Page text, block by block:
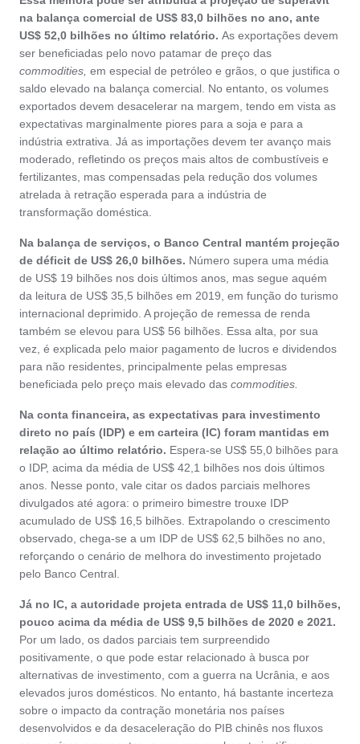
na balança comercial de US$ 83,0 bilhões no ano, ante
US$ 52,0 bilhões no último relatório. As exportações devem
ser beneficiadas pelo novo patamar de preço das
commodities, em especial de petróleo e grãos, o que justifica o
saldo elevado na balança comercial. No entanto, os volumes
exportados devem desacelerar na margem, tendo em vista as
expectativas marginalmente piores para a soja e para a
indústria extrativa. Já as importações devem ter avanço mais
moderado, refletindo os preços mais altos de combustíveis e
fertilizantes, mas compensadas pela redução dos volumes
atrelada à retração esperada para a indústria de
transformação doméstica.
Na balança de serviços, o Banco Central mantém projeção
de déficit de US$ 26,0 bilhões. Número supera uma média
de US$ 19 bilhões nos dois últimos anos, mas segue aquém
da leitura de US$ 35,5 bilhões em 2019, em função do turismo
internacional deprimido. A projeção de remessa de renda
também se elevou para US$ 56 bilhões. Essa alta, por sua
vez, é explicada pelo maior pagamento de lucros e dividendos
para não residentes, principalmente pelas empresas
beneficiada pelo preço mais elevado das commodities.
Na conta financeira, as expectativas para investimento
direto no país (IDP) e em carteira (IC) foram mantidas em
relação ao último relatório. Espera-se US$ 55,0 bilhões para
o IDP, acima da média de US$ 42,1 bilhões nos dois últimos
anos. Nesse ponto, vale citar os dados parciais melhores
divulgados até agora: o primeiro bimestre trouxe IDP
acumulado de US$ 16,5 bilhões. Extrapolando o crescimento
observado, chega-se a um IDP de US$ 62,5 bilhões no ano,
reforçando o cenário de melhora do investimento projetado
pelo Banco Central.
Já no IC, a autoridade projeta entrada de US$ 11,0 bilhões,
pouco acima da média de US$ 9,5 bilhões de 2020 e 2021.
Por um lado, os dados parciais tem surpreendido
positivamente, o que pode estar relacionado à busca por
alternativas de investimento, com a guerra na Ucrânia, e aos
elevados juros domésticos. No entanto, há bastante incerteza
sobre o impacto da contração monetária nos países
desenvolvidos e da desaceleração do PIB chinês nos fluxos